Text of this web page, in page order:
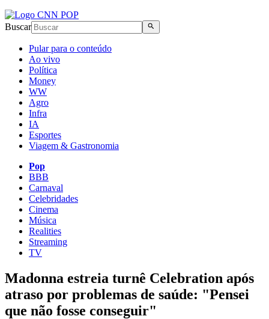
Buscar
Pular para o conteúdo
Ao vivo
Política
Money
WW
Agro
Infra
IA
Esportes
Viagem & Gastronomia
Pop
BBB
Carnaval
Celebridades
Cinema
Música
Realities
Streaming
TV
Madonna estreia turnê Celebration após
atraso por problemas de saúde: "Pensei
que não fosse conseguir"